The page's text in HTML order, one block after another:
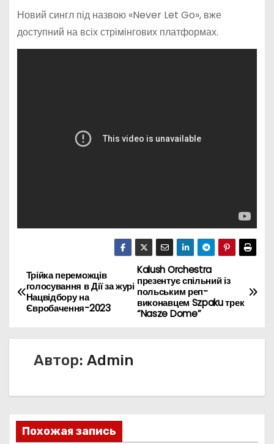
Новий сингл під назвою «Never Let Go», вже
доступний на всіх стрімінгових платформах.
Н
а
ц
Kalush Orchestra
презентує спільний із
польським реп-
виконавцем Szpaku трек
“Nasze Dome”
Трійка переможців
голосування в Дії за журі
Нацвідбору на
Євробачення-2023
Автор: Admin
Похожая запись